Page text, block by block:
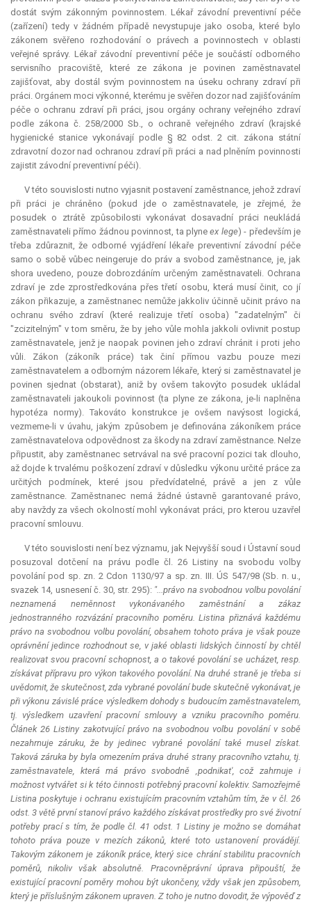
dostát svým zákonným povinnostem. Lékař závodní preventivní péče
(zařízení) tedy v žádném případě nevystupuje jako osoba, které bylo
zákonem svěřeno rozhodování o právech a povinnostech v oblasti
veřejné správy. Lékař závodní preventivní péče je součástí odborného
servisního pracoviště, které ze zákona je povinen zaměstnavatel
zajišťovat, aby dostál svým povinnostem na úseku ochrany zdraví při
práci. Orgánem moci výkonné, kterému je svěřen dozor nad zajišťováním
péče o ochranu zdraví při práci, jsou orgány ochrany veřejného zdraví
podle zákona č. 258/2000 Sb., o ochraně veřejného zdraví (krajské
hygienické stanice vykonávají podle § 82 odst. 2 cit. zákona státní
zdravotní dozor nad ochranou zdraví při práci a nad plněním povinnosti
zajistit závodní preventivní péči).
V této souvislosti nutno vyjasnit postavení zaměstnance, jehož zdraví
při práci je chráněno (pokud jde o zaměstnavatele, je zřejmé, že
posudek o ztrátě způsobilosti vykonávat dosavadní práci neukládá
zaměstnavateli přímo žádnou povinnost, ta plyneex lege) - především je
třeba zdůraznit, že odborné vyjádření lékaře preventivní závodní péče
samo o sobě vůbec neingeruje do práv a svobod zaměstnance, je, jak
shora uvedeno, pouze dobrozdáním určeným zaměstnavateli. Ochrana
zdraví je zde zprostředkována přes třetí osobu, která musí činit, co jí
zákon přikazuje, a zaměstnanec nemůže jakkoliv účinně učinit právo na
ochranu svého zdraví (které realizuje třetí osoba) "zadatelným" či
"zcizitelným" v tom směru, že by jeho vůle mohla jakkoli ovlivnit postup
zaměstnavatele, jenž je naopak povinen jeho zdraví chránit i proti jeho
vůli. Zákon (zákoník práce) tak činí přímou vazbu pouze mezi
zaměstnavatelem a odborným názorem lékaře, který si zaměstnavatel je
povinen sjednat (obstarat), aniž by ovšem takovýto posudek ukládal
zaměstnavateli jakoukoli povinnost (ta plyne ze zákona, je-li naplněna
hypotéza normy). Takováto konstrukce je ovšem navýsost logická,
vezmeme-li v úvahu, jakým způsobem je definována zákoníkem práce
zaměstnavatelova odpovědnost za škody na zdraví zaměstnance. Nelze
připustit, aby zaměstnanec setrvával na své pracovní pozici tak dlouho,
až dojde k trvalému poškození zdraví v důsledku výkonu určité práce za
určitých podmínek, které jsou předvídatelné, právě a jen z vůle
zaměstnance. Zaměstnanec nemá žádné ústavně garantované právo,
aby navždy za všech okolností mohl vykonávat práci, pro kterou uzavřel
pracovní smlouvu.
V této souvislosti není bez významu, jak Nejvyšší soud i Ústavní soud
posuzoval dotčení na právu podle čl. 26 Listiny na svobodu volby
povolání pod sp. zn. 2 Cdon 1130/97 a sp. zn. III. ÚS 547/98 (Sb. n. u.,
svazek 14, usnesení č. 30, str. 295): "...právo na svobodnou volbu povolání
neznamená neměnnost vykonávaného zaměstnání a zákaz
jednostranného rozvázání pracovního poměru. Listina přiznává každému
právo na svobodnou volbu povolání, obsahem tohoto práva je však pouze
oprávnění jedince rozhodnout se, v jaké oblasti lidských činností by chtěl
realizovat svou pracovní schopnost, a o takové povolání se ucházet, resp.
získávat přípravu pro výkon takového povolání. Na druhé straně je třeba si
uvědomit, že skutečnost, zda vybrané povolání bude skutečně vykonávat, je
při výkonu závislé práce výsledkem dohody s budoucím zaměstnavatelem,
tj. výsledkem uzavření pracovní smlouvy a vzniku pracovního poměru.
Článek 26 Listiny zakotvující právo na svobodnou volbu povolání v sobě
nezahrnuje záruku, že by jedinec vybrané povolání také musel získat.
Taková záruka by byla omezením práva druhé strany pracovního vztahu, tj.
zaměstnavatele, která má právo svobodně ‚podnikat', což zahrnuje i
možnost vytvářet si k této činnosti potřebný pracovní kolektiv. Samozřejmě
Listina poskytuje i ochranu existujícím pracovním vztahům tím, že v čl. 26
odst. 3 větě první stanoví právo každého získávat prostředky pro své životní
potřeby prací s tím, že podle čl. 41 odst. 1 Listiny je možno se domáhat
tohoto práva pouze v mezích zákonů, které toto ustanovení provádějí.
Takovým zákonem je zákoník práce, který sice chrání stabilitu pracovních
poměrů, nikoliv však absolutně. Pracovněprávní úprava připouští, že
existující pracovní poměry mohou být ukončeny, vždy však jen způsobem,
který je příslušným zákonem upraven. Z toho je nutno dovodit, že výpověď z